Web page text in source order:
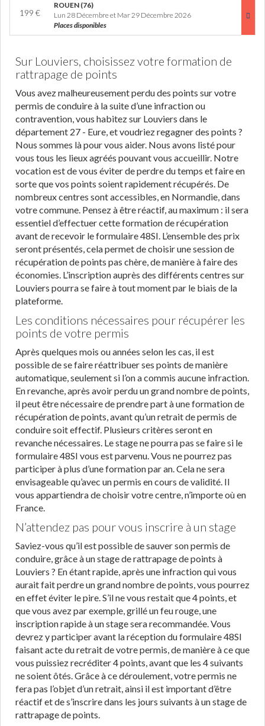
199 €
ROUEN (76)
Lun 28 Décembre et Mar 29 Décembre 2026
Places disponibles
Sur Louviers, choisissez votre formation de
rattrapage de points
Vous avez malheureusement perdu des points sur votre
permis de conduire à la suite d’une infraction ou
contravention, vous habitez sur Louviers dans le
département 27 - Eure, et voudriez regagner des points ?
Nous sommes là pour vous aider. Nous avons listé pour
vous tous les lieux agréés pouvant vous accueillir. Notre
vocation est de vous éviter de perdre du temps et faire en
sorte que vos points soient rapidement récupérés. De
nombreux centres sont accessibles, en Normandie, dans
votre commune. Pensez à être réactif, au maximum : il sera
essentiel d’effectuer cette formation de récupération
avant de recevoir le formulaire 48SI. L’ensemble des prix
seront présentés, cela permet de choisir une session de
récupération de points pas chère, de manière à faire des
économies. L’inscription auprès des différents centres sur
Louviers pourra se faire à tout moment par le biais de la
plateforme.
Les conditions nécessaires pour récupérer les
points de votre permis
Après quelques mois ou années selon les cas, il est
possible de se faire réattribuer ses points de manière
automatique, seulement si l’on a commis aucune infraction.
En revanche, après avoir perdu un grand nombre de points,
il peut être nécessaire de prendre part à une formation de
récupération de points, avant qu’un retrait de permis de
conduire soit effectif. Plusieurs critères seront en
revanche nécessaires. Le stage ne pourra pas se faire si le
formulaire 48SI vous est parvenu. Vous ne pourrez pas
participer à plus d’une formation par an. Cela ne sera
envisageable qu’avec un permis en cours de validité. Il
vous appartiendra de choisir votre centre, n’importe où en
France.
N’attendez pas pour vous inscrire à un stage
Saviez-vous qu’il est possible de sauver son permis de
conduire, grâce à un stage de rattrapage de points à
Louviers ? En étant rapide, après une infraction qui vous
aurait fait perdre un grand nombre de points, vous pourrez
en effet éviter le pire. S’il ne vous restait que 4 points, et
que vous avez par exemple, grillé un feu rouge, une
inscription rapide à un stage sera recommandée. Vous
devrez y participer avant la réception du formulaire 48SI
faisant acte du retrait de votre permis, de manière à ce que
vous puissiez recréditer 4 points, avant que les 4 suivants
ne soient ôtés. Grâce à ce déroulement, votre permis ne
fera pas l’objet d’un retrait, ainsi il est important d’être
réactif et de s’inscrire dans les jours suivants à un stage de
rattrapage de points.